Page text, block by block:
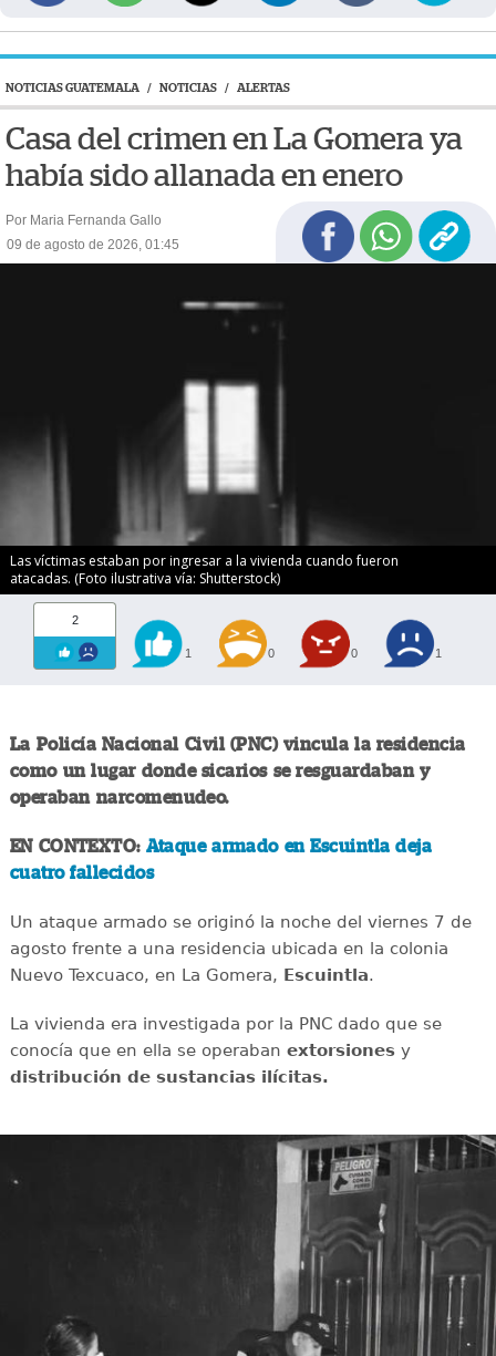
NOTICIAS GUATEMALA / NOTICIAS / ALERTAS
Casa del crimen en La Gomera ya
había sido allanada en enero
Por Maria Fernanda Gallo
09 de agosto de 2026, 01:45
Las víctimas estaban por ingresar a la vivienda cuando fueron
atacadas. (Foto ilustrativa vía: Shutterstock)
2
1 0 0 1
La Policía Nacional Civil (PNC) vincula la residencia
como un lugar donde sicarios se resguardaban y
operaban narcomenudeo.
EN CONTEXTO: Ataque armado en Escuintla deja
cuatro fallecidos
Un ataque armado se originó la noche del viernes 7 de
agosto frente a una residencia ubicada en la colonia
Nuevo Texcuaco, en La Gomera, Escuintla.
La vivienda era investigada por la PNC dado que se
conocía que en ella se operaban extorsionesy
distribución de sustancias ilícitas.